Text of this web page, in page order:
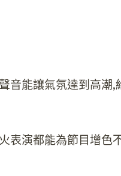
音能讓氣氛達到高潮,
表演都能為節目增色